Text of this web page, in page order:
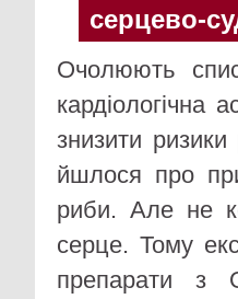
серцево-
Очолюють
кардіологічна
знизити
йшлося про
риби. Але не
серце. Тому
препарати з